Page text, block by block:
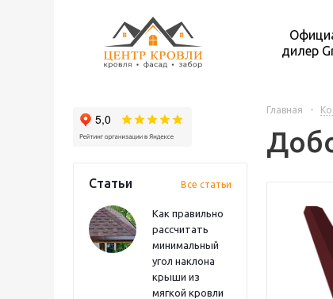
дилер
Статьи Все статьи
Как правильно
рассчитать
минимальный
угол наклона
крыши из
мягкой кровли
Главная -